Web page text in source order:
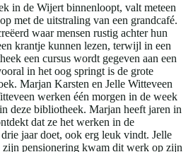
in de Wijert binnenloopt, valt meteen
met de uitstraling van een grandcafé.
waar mensen rustig achter hun
krantje kunnen lezen, terwijl in een
een cursus wordt gegeven aan een
in het oog springt is de grote
Marjan Karsten en Jelle Witteveen
werken één morgen in de week
deze bibliotheek. Marjan heeft jaren in
dat ze het werken in de
jaar doet, ook erg leuk vindt. Jelle
zijn pensionering kwam dit werk op zijn